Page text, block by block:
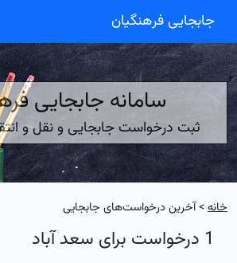
جابجایی فرهنگیان
سامانه جابجایی
ثبت درخواست جابجایی و نقل و
خانه> آخرین درخواست‌های جابجایی
1 درخواست برای سعد آباد